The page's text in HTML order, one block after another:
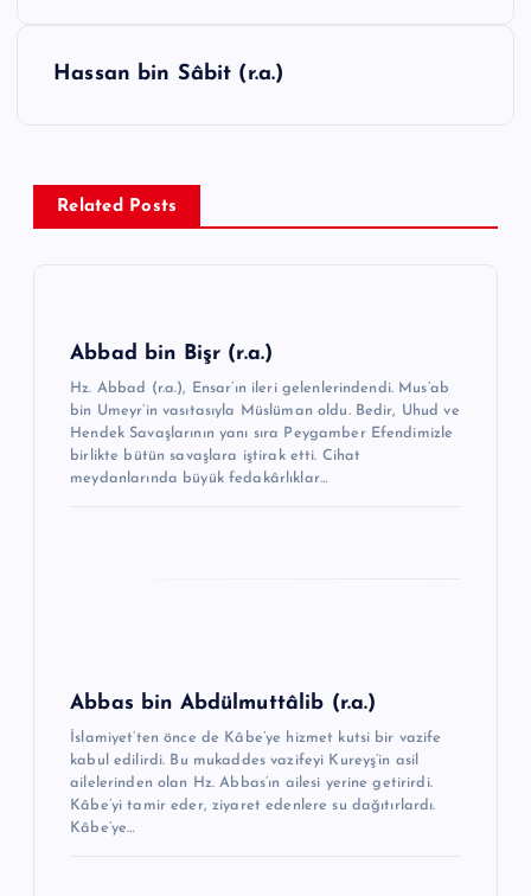
Hassan bin Sâbit (r.a.)
Related Posts
Abbad bin Bişr (r.a.)
Hz. Abbad (r.a.), Ensar’ın ileri gelenlerindendi. Mus’ab
bin Umeyr’in vasıtasıyla Müslüman oldu. Bedir, Uhud ve
Hendek Savaşlarının yanı sıra Peygamber Efendimizle
birlikte bütün savaşlara iştirak etti. Cihat
meydanlarında büyük fedakârlıklar…
Abbas bin Abdülmuttâlib (r.a.)
İslamiyet’ten önce de Kâbe’ye hizmet kutsi bir vazife
kabul edilirdi. Bu mukad­des vazifeyi Kureyş’in asil
ailelerinden olan Hz. Abbas’ın ailesi yerine getirirdi.
Kâbe’yi tamir eder, ziyaret edenlere su dağıtırlardı.
Kâbe’ye…